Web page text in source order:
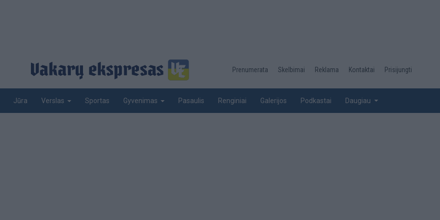
Desktop
top
Prenumerata Skelbimai Reklama Kontaktai Prisijungti
Jūra Verslas Sportas Gyvenimas Pasaulis Renginiai Galerijos Podkastai Daugiau